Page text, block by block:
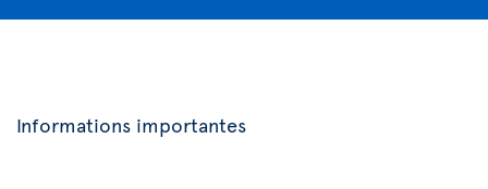
Informations importantes